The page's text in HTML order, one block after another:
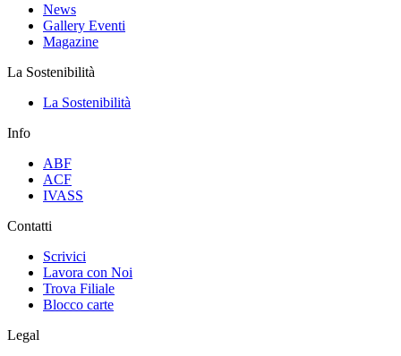
News
Gallery Eventi
Magazine
La Sostenibilità
La Sostenibilità
Info
ABF
ACF
IVASS
Contatti
Scrivici
Lavora con Noi
Trova Filiale
Blocco carte
Legal